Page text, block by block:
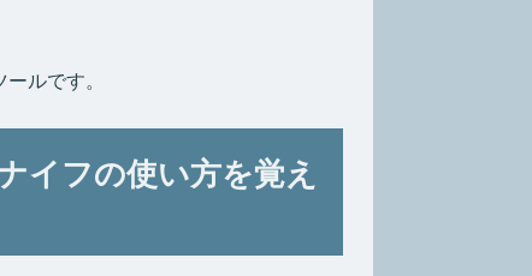
ルです。
イフの使い方を覚え